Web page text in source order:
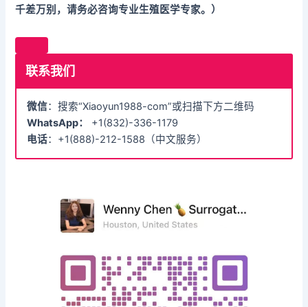
千差万别，请务必咨询专业生殖医学专家。）
联系我们
微信：搜索“Xiaoyun1988-com”或扫描下方二维码
WhatsApp：
+1(832)-336-1179
电话：+1(888)-212-1588（中文服务）